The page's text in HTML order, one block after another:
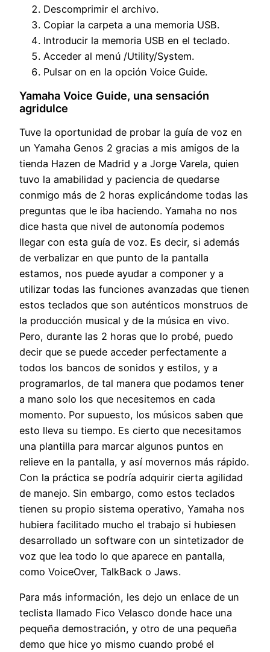
Descomprimir el archivo.
Copiar la carpeta a una memoria USB.
Introducir la memoria USB en el teclado.
Acceder al menú /Utility/System.
Pulsar on en la opción Voice Guide.
Yamaha Voice Guide, una sensación
agridulce
Tuve la oportunidad de probar la guía de voz en
un Yamaha Genos 2 gracias a mis amigos de la
tienda Hazen de Madrid y a Jorge Varela, quien
tuvo la amabilidad y paciencia de quedarse
conmigo más de 2 horas explicándome todas las
preguntas que le iba haciendo. Yamaha no nos
dice hasta que nivel de autonomía podemos
llegar con esta guía de voz. Es decir, si además
de verbalizar en que punto de la pantalla
estamos, nos puede ayudar a componer y a
utilizar todas las funciones avanzadas que tienen
estos teclados que son auténticos monstruos de
la producción musical y de la música en vivo.
Pero, durante las 2 horas que lo probé, puedo
decir que se puede acceder perfectamente a
todos los bancos de sonidos y estilos, y a
programarlos, de tal manera que podamos tener
a mano solo los que necesitemos en cada
momento. Por supuesto, los músicos saben que
esto lleva su tiempo. Es cierto que necesitamos
una plantilla para marcar algunos puntos en
relieve en la pantalla, y así movernos más rápido.
Con la práctica se podría adquirir cierta agilidad
de manejo. Sin embargo, como estos teclados
tienen su propio sistema operativo, Yamaha nos
hubiera facilitado mucho el trabajo si hubiesen
desarrollado un software con un sintetizador de
voz que lea todo lo que aparece en pantalla,
como VoiceOver, TalkBack o Jaws.
Para más información, les dejo un enlace de un
teclista llamado Fico Velasco donde hace una
pequeña demostración, y otro de una pequeña
demo que hice yo mismo cuando probé el